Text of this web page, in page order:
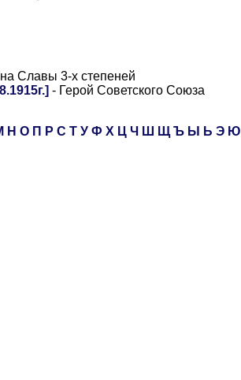
Славы 3-х степеней
- Герой Советского Союза
Н О П Р С Т У Ф Х Ц Ч Ш Щ Ъ Ы Ь Э Ю